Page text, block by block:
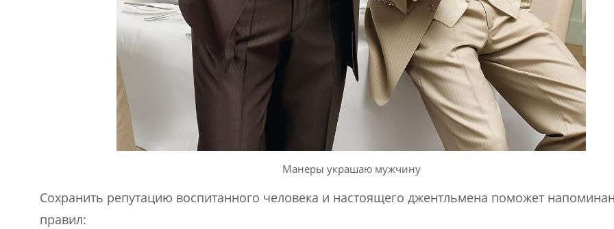
Манеры украшаю мужчину
Сохранить репутацию воспитанного человека и настоящего джентльмена поможет
правил: